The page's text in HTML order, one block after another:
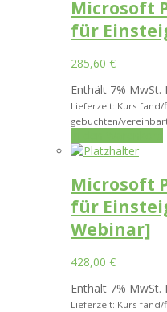
Microsoft
für
285,60 €
Enthält 7% MwSt.
Lieferzeit: Kurs
gebuchten/
Microsoft
für
Webinar]
428,00 €
Enthält 7% MwSt.
Lieferzeit: Kurs